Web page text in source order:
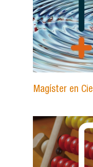
Magíster en